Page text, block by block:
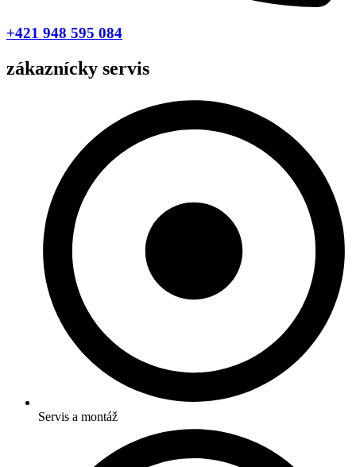
+421 948 595 084
zákaznícky servis
Servis a montáž